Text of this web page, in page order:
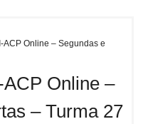
ACP Online – Segundas e
Online –
– Turma 27